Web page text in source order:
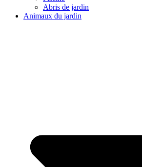
Abris de jardin
Animaux du jardin